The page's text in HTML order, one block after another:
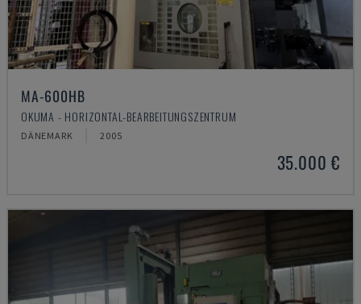
MA-600HB
OKUMA - HORIZONTAL-BEARBEITUNGSZENTRUM
DÄNEMARK 2005
35.000 €